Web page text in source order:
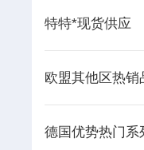
特特*现货供应
欧盟其他区热销
德国优势热门系